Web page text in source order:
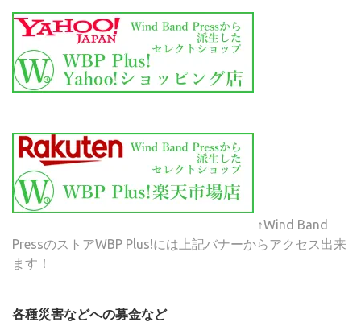
↑Wind Band
PressのストアWBP Plus!には上記バナーからアクセス出来
ます！
各種災害などへの募金など